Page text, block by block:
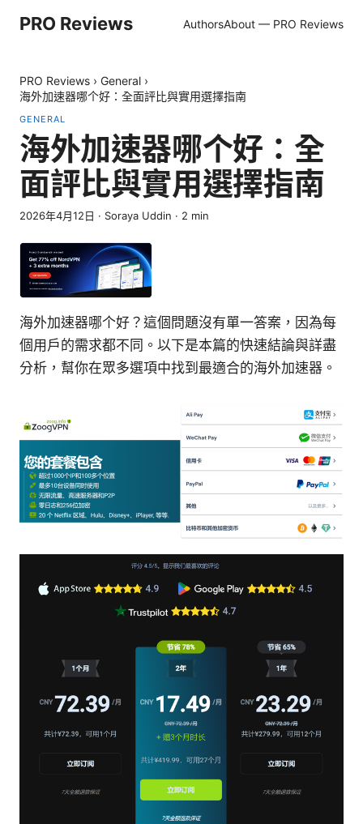
PRO Reviews AuthorsAbout — PRO Reviews
PRO Reviews › General ›
海外加速器哪个好：全面評比與實用選擇指南
GENERAL
海外加速器哪个好：全
面評比與實用選擇指南
2026年4月12日 · Soraya Uddin · 2 min
海外加速器哪个好？這個問題沒有單一答案，因為每
個用戶的需求都不同。以下是本篇的快速結論與詳盡
分析，幫你在眾多選項中找到最適合的海外加速器。